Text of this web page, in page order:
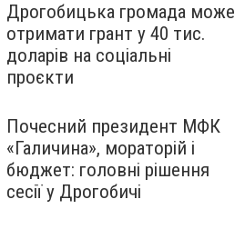
Дрогобицька громада може
отримати грант у 40 тис.
доларів на соціальні
проєкти
Почесний президент МФК
«Галичина», мораторій і
бюджет: головні рішення
сесії у Дрогобичі